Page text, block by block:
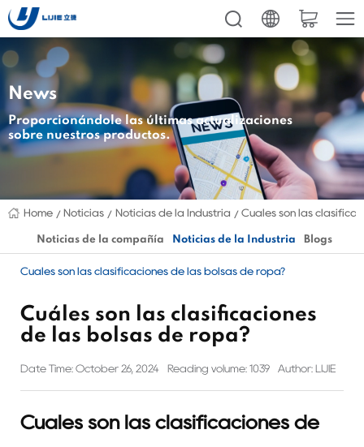
News
Proporcionándole las últimas actualizaciones
sobre nuestros productos.
Home Noticias Noticias de la Industria Cuáles son las
Noticias de la compañía Noticias de la Industria Blogs
Cuáles son las clasificaciones de las bolsas de ropa?
Cuáles son las clasificaciones
de las bolsas de ropa?
Date Time: October 26, 2024 Reading volume: 1039 Author: LIJIE
Cuáles son las clasificaciones de